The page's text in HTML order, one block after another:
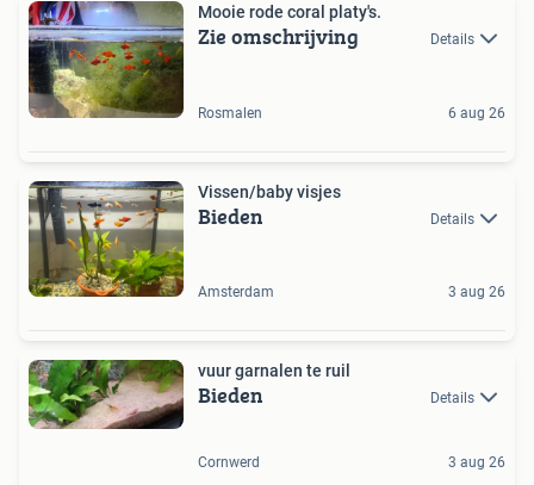
Mooie rode coral platy's.
Zie omschrijving Details
Rosmalen 6 aug 26
Vissen/baby visjes
Bieden Details
Amsterdam 3 aug 26
vuur garnalen te ruil
Bieden Details
Cornwerd 3 aug 26